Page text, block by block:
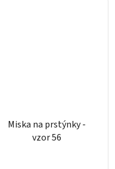
Miska na prstýnky -
vzor 56